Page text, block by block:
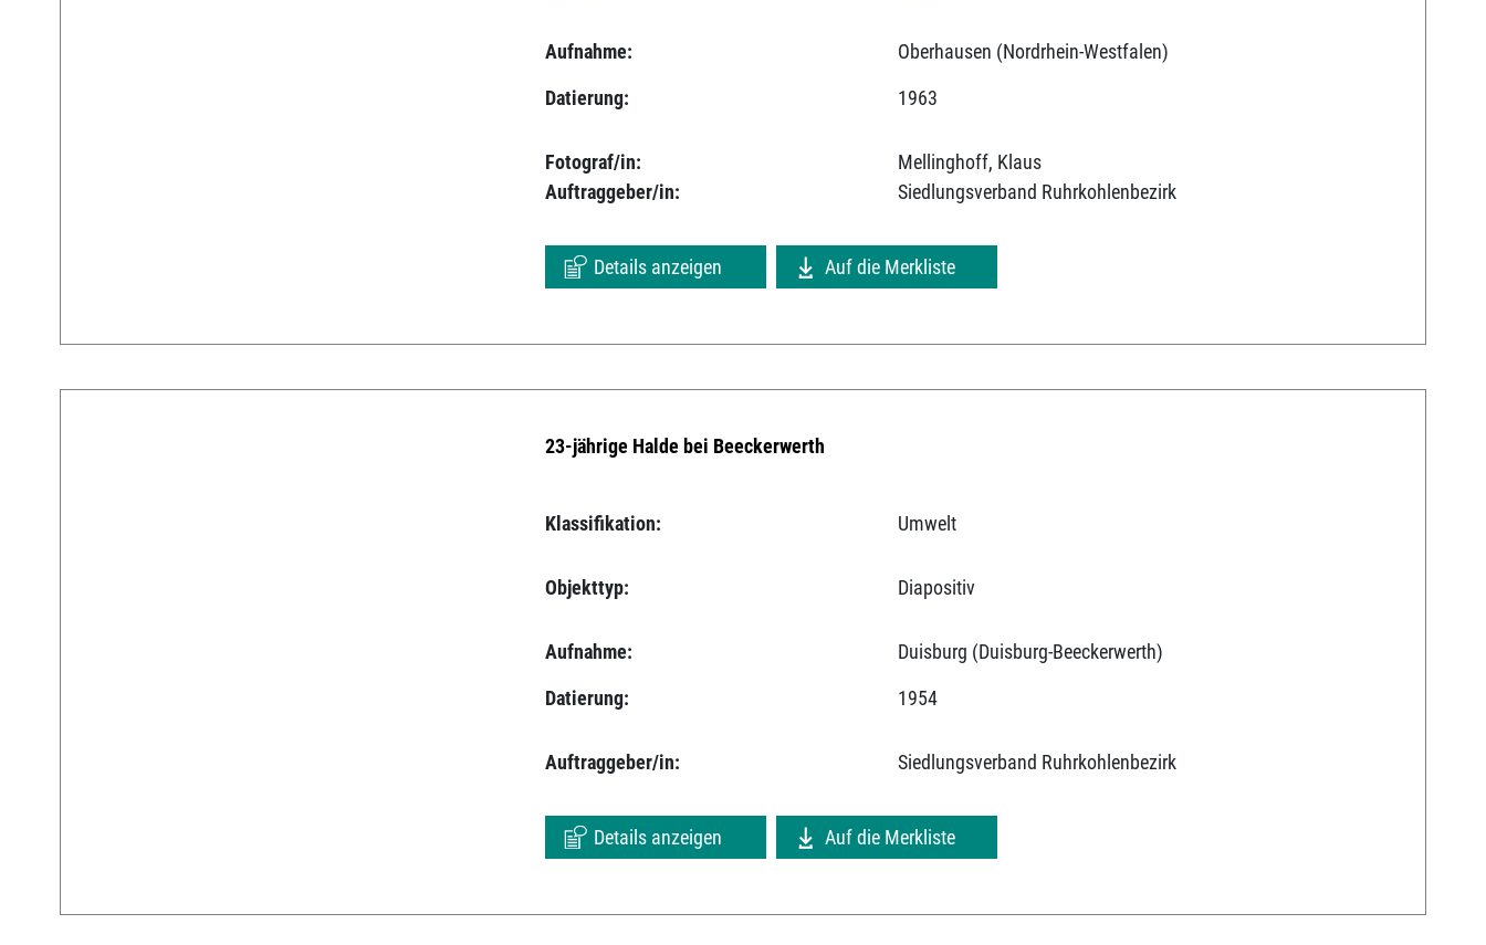
Aufnahme:
Oberhausen (Nordrhein-Westfalen)
Datierung:
1963
Fotograf/in:
Mellinghoff, Klaus
Auftraggeber/in:
Siedlungsverband Ruhrkohlenbezirk
Details anzeigen Auf die Merkliste
23-jährige Halde bei Beeckerwerth
Klassifikation: Umwelt
Objekttyp: Diapositiv
Aufnahme:
Duisburg (Duisburg-Beeckerwerth)
Datierung:
1954
Auftraggeber/in: Siedlungsverband Ruhrkohlenbezirk
Details anzeigen Auf die Merkliste